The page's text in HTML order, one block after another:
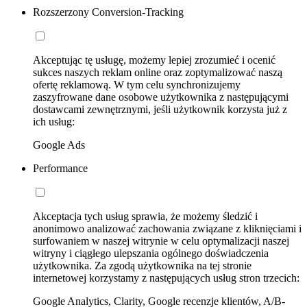
Rozszerzony Conversion-Tracking
Akceptując tę usługę, możemy lepiej zrozumieć i ocenić
sukces naszych reklam online oraz zoptymalizować naszą
ofertę reklamową. W tym celu synchronizujemy
zaszyfrowane dane osobowe użytkownika z następującymi
dostawcami zewnętrznymi, jeśli użytkownik korzysta już z
ich usług:
Google Ads
Performance
Akceptacja tych usług sprawia, że możemy śledzić i
anonimowo analizować zachowania związane z kliknięciami i
surfowaniem w naszej witrynie w celu optymalizacji naszej
witryny i ciągłego ulepszania ogólnego doświadczenia
użytkownika. Za zgodą użytkownika na tej stronie
internetowej korzystamy z następujących usług stron trzecich:
Google Analytics, Clarity, Google recenzje klientów, A/B-